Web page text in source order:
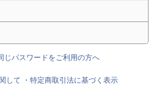
じパスワードをご利用の方へ
して
・特定商取引法に基づく表示